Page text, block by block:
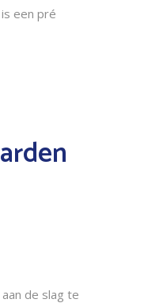
een pré
de slag te